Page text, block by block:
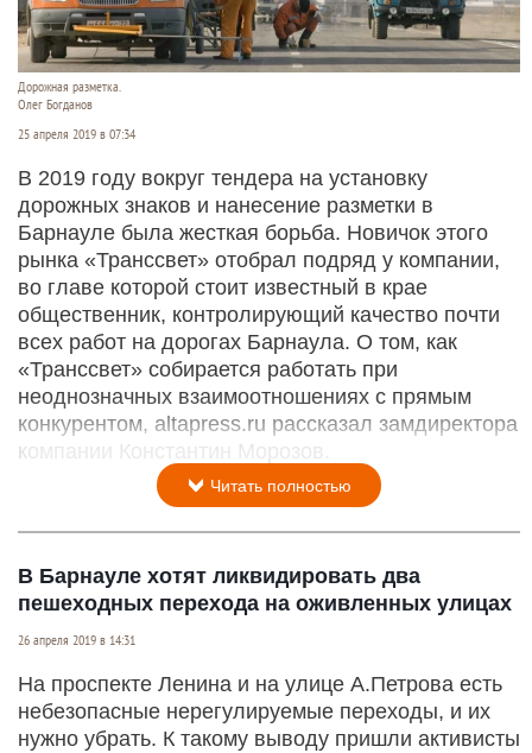
Дорожная разметка.
Олег Богданов
25 апреля 2019 в 07:34
В 2019 году вокруг тендера на установку
дорожных знаков и нанесение разметки в
Барнауле была жесткая борьба. Новичок этого
рынка «Транссвет» отобрал подряд у компании,
во главе которой стоит известный в крае
общественник, контролирующий качес­тво почти
всех работ на дорогах Барнаула. О том, как
«Транссвет» собирается работать при
неоднозначных взаимоотношениях с прямым
конкурентом, altapress.ru рассказал замдиректора
компании Константин Морозов.
Читать полностью
В Барнауле хотят ликвидировать два
пешеходных перехода на оживленных улицах
26 апреля 2019 в 14:31
На проспекте Ленина и на улице А.Петрова есть
небезопасные нерегулируемые переходы, и их
нужно убрать. К такому выводу пришли активисты